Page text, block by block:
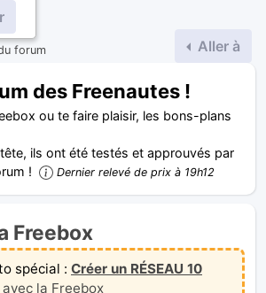
forum Aller à
des Freenautes !
ou te faire plaisir, les bons-plans
ils ont été testés et approuvés par
!
Dernier relevé de prix à 19h12
Freebox
spécial : Créer un RÉSEAU 10
la Freebox